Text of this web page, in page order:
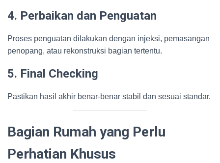
4. Perbaikan dan Penguatan
Proses penguatan dilakukan dengan injeksi, pemasangan
penopang, atau rekonstruksi bagian tertentu.
5. Final Checking
Pastikan hasil akhir benar-benar stabil dan sesuai standar.
Bagian Rumah yang Perlu
Perhatian Khusus